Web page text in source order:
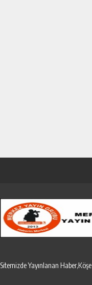
Sitemizde Yayınlanan